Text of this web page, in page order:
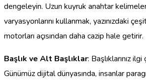
dengeleyin. Uzun kuyruk anahtar
varyasyonlarını kullanmak, yazınızdaki
motorları açısından daha cazip hale getirir.
Başlık ve Alt Başlıklar: Başlıklarınız
Günümüz dijital dünyasında, insanlar